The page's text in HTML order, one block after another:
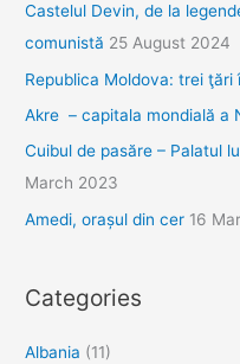
Castelul Devin, de la
comunistă 25 August 2024
Republica Moldova: trei ţări
Akre – capitala mondială a
Cuibul de pasăre – Palatul
March 2023
Amedi, orașul din cer 16
Categories
Albania (11)